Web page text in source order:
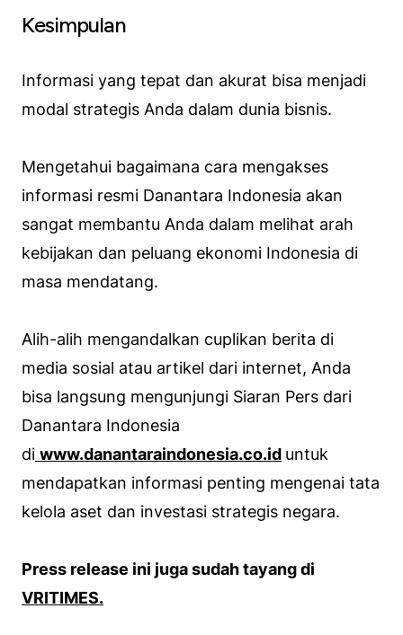
Kesimpulan
Informasi yang tepat dan akurat bisa menjadi
modal strategis Anda dalam dunia bisnis.
Mengetahui bagaimana cara mengakses
informasi resmi Danantara Indonesia akan
sangat membantu Anda dalam melihat arah
kebijakan dan peluang ekonomi Indonesia di
masa mendatang.
Alih-alih mengandalkan cuplikan berita di
media sosial atau artikel dari internet, Anda
bisa langsung mengunjungi Siaran Pers dari
Danantara Indonesia
di www.danantaraindonesia.co.id untuk
mendapatkan informasi penting mengenai tata
kelola aset dan investasi strategis negara.
Press release ini juga sudah tayang di
VRITIMES.